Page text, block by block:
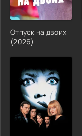
Отпуск на двоих
(2026)